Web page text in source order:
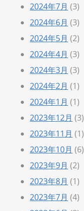
2024年7月 (3)
2024年6月 (3)
2024年5月 (2)
2024年4月 (3)
2024年3月 (3)
2024年2月 (1)
2024年1月 (1)
2023年12月 (3)
2023年11月 (1)
2023年10月 (6)
2023年9月 (2)
2023年8月 (1)
2023年7月 (4)